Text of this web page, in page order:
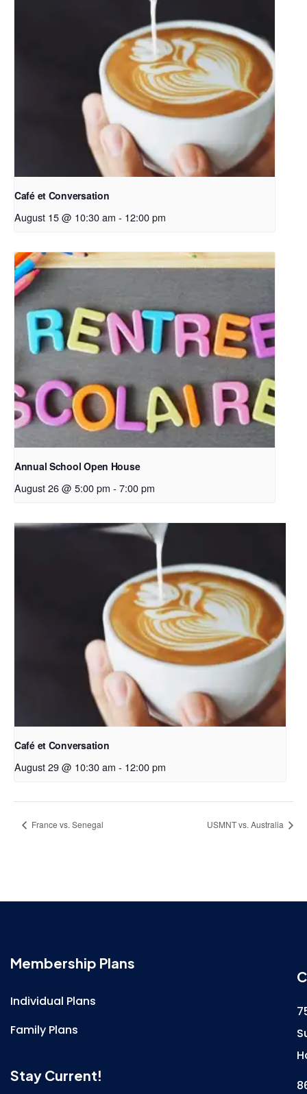
Café et Conversation
August 15 @ 10:30 am - 12:00 pm
Annual School Open House
August 26 @ 5:00 pm - 7:00 pm
Café et Conversation
August 29 @ 10:30 am - 12:00 pm
France vs. Senegal USMNT vs. Australia
Membership Plans
Individual Plans
Family Plans
Stay Current!